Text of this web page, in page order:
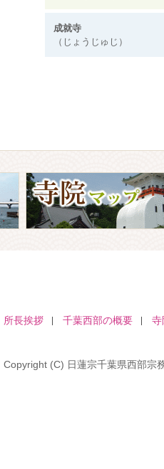
成就寺
（じょうじゅじ）
所長挨拶 千葉西部の概要 寺
Copyright (C) 日蓮宗千葉県西部宗